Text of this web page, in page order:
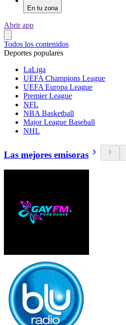
En tu zona
Abrir app
Todos los contenidos
Deportes populares
LaLiga
UEFA Champions League
UEFA Europa League
Premier League
NFL
NBA Basketball
Major League Baseball
NHL
Las mejores emisoras